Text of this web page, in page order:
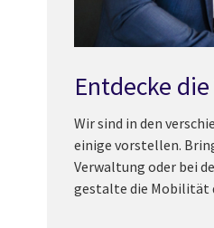
Entdecke
Wir sind in den
einige vorstellen.
Verwaltung oder bei
gestalte die Mobilität